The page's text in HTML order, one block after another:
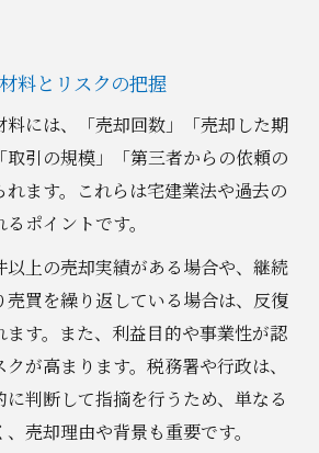
料とリスクの把握
料には、「売却回数」「売却した期
取引の規模」「第三者からの依頼の
ます。これらは宅建業法や過去の
ポイントです。
以上の売却実績がある場合や、継続
売買を繰り返している場合は、反復
す。また、利益目的や事業性が認
が高まります。税務署や行政は、
に判断して指摘を行うため、単なる
売却理由や背景も重要です。